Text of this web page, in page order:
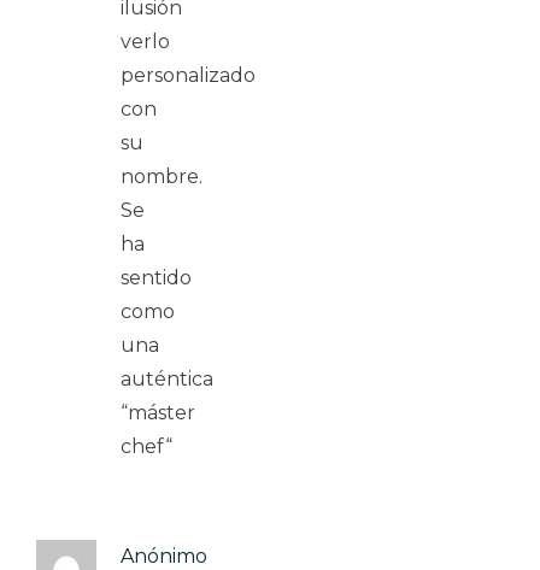
ilusión
verlo
personalizado
con
su
nombre.
Se
ha
sentido
como
una
auténtica
“máster
chef“
Anónimo